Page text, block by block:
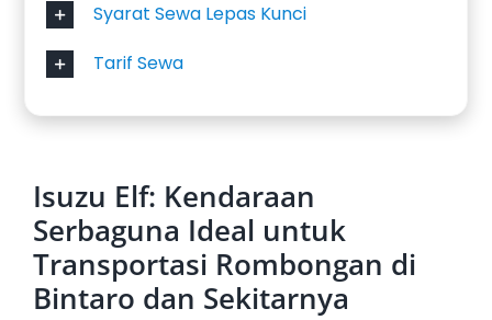
Syarat Sewa Lepas Kunci
Tarif Sewa
Isuzu Elf: Kendaraan
Serbaguna Ideal untuk
Transportasi Rombongan di
Bintaro dan Sekitarnya